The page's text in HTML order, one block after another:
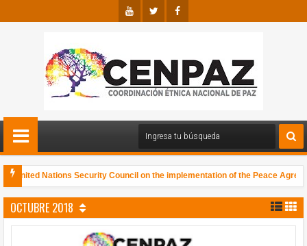
United Nations Security Council on the implementation of the Peace
de Colombia, Abya Yala, y el Mundo, comunicamos que participamos en
OCTUBRE 2018